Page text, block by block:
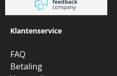
Klantenservice
FAQ
Betaling